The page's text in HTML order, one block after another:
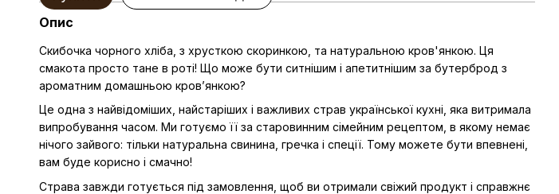
Опис
Скибочка чорного хліба, з хрусткою скоринкою, та натуральною кров'янкою. Ця
смакота просто тане в роті! Що може бути ситнішим і апетитнішим за бутерброд з
ароматним домашньою кров’янкою?
Це одна з найвідоміших, найстаріших і важливих страв української кухні, яка витримала
випробування часом. Ми готуємо її за старовинним сімейним рецептом, в якому немає
нічого зайвого: тільки натуральна свинина, гречка і спеції. Тому можете бути впевнені,
вам буде корисно і смачно!
Страва завжди готується під замовлення, щоб ви отримали свіжий продукт і справжнє